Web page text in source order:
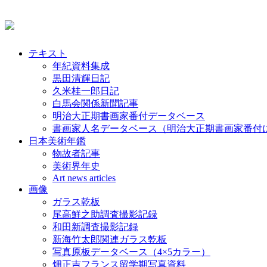
テキスト
年紀資料集成
黒田清輝日記
久米桂一郎日記
白馬会関係新聞記事
明治大正期書画家番付データベース
書画家人名データベース（明治大正期書画家番付
日本美術年鑑
物故者記事
美術界年史
Art news articles
画像
ガラス乾板
尾高鮮之助調査撮影記録
和田新調査撮影記録
新海竹太郎関連ガラス乾板
写真原板データベース（4×5カラー）
畑正吉フランス留学期写真資料